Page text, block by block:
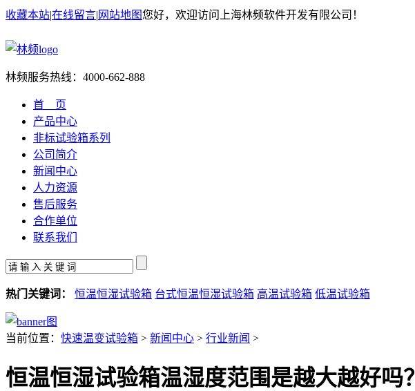
收藏本站|在线留言| 网站地图您好，欢迎访问上海林频软件开发有限公司！
林频服务热线： 4000-662-888
首 页
产品中心
非标试验箱系列
公司简介
新闻中心
人力资源
售后服务
合作单位
联系我们
热门关键词： 恒温恒湿试验箱 台式恒温恒湿试验箱 高温试验箱 低温试验箱
当前位置： 快速温变试验箱 > 新闻中心 > 行业新闻 >
恒温恒湿试验箱温湿度范围是越大越好吗？